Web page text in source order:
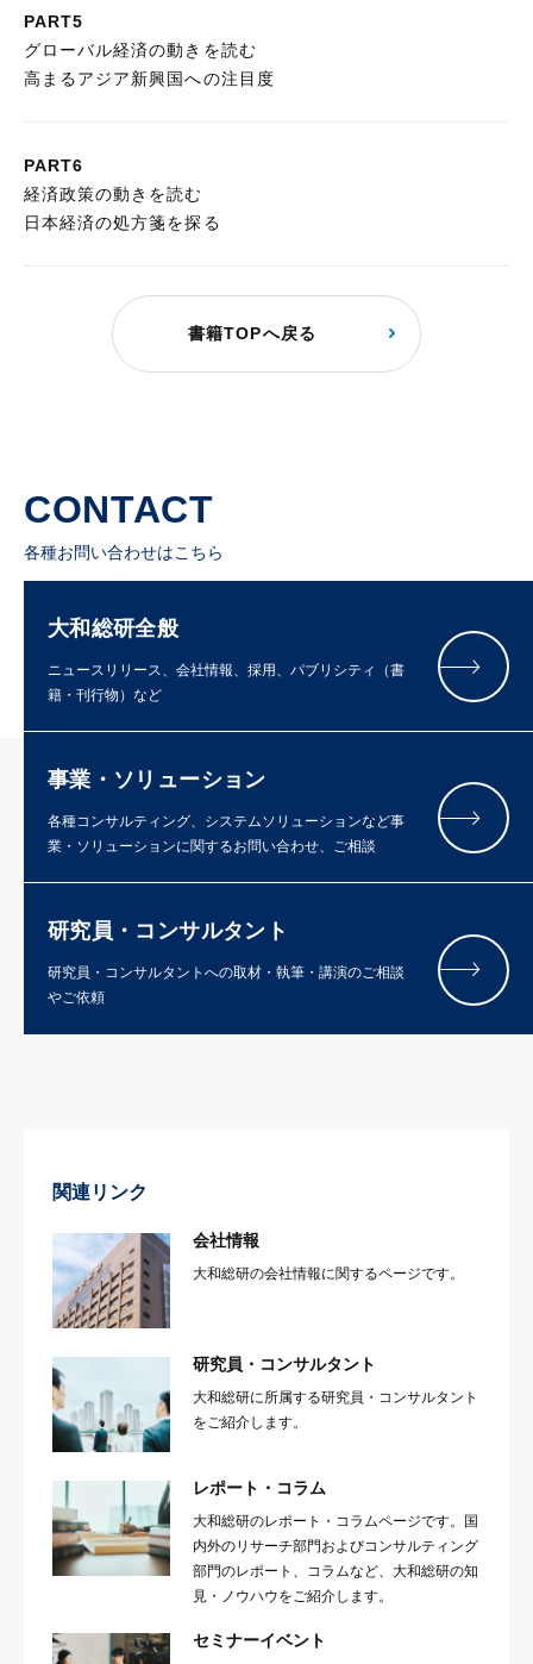
PART5
グローバル経済の動きを読む
高まるアジア新興国への注目度
PART6
経済政策の動きを読む
日本経済の処方箋を探る
書籍TOPへ戻る
CONTACT
各種お問い合わせはこちら
大和総研全般
ニュースリリース、会社情報、採用、パブリシティ（書
籍・刊行物）など
事業・ソリューション
各種コンサルティング、システムソリューションなど事
業・ソリューションに関するお問い合わせ、ご相談
研究員・コンサルタント
研究員・コンサルタントへの取材・執筆・講演のご相談
やご依頼
関連リンク
会社情報
大和総研の会社情報に関するページです。
研究員・コンサルタント
大和総研に所属する研究員・コンサルタント
をご紹介します。
レポート・コラム
大和総研のレポート・コラムページです。国
内外のリサーチ部門およびコンサルティング
部門のレポート、コラムなど、大和総研の知
見・ノウハウをご紹介します。
セミナーイベント